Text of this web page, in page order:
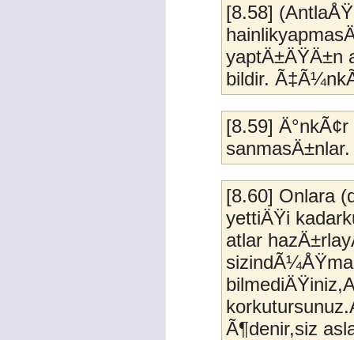
[8.58]
yaptÄ±ÄŸÄ±n
bildir.
[8.59]
[8.60] Onlara
yettiÄŸi
atlar
Ã¶denir,siz